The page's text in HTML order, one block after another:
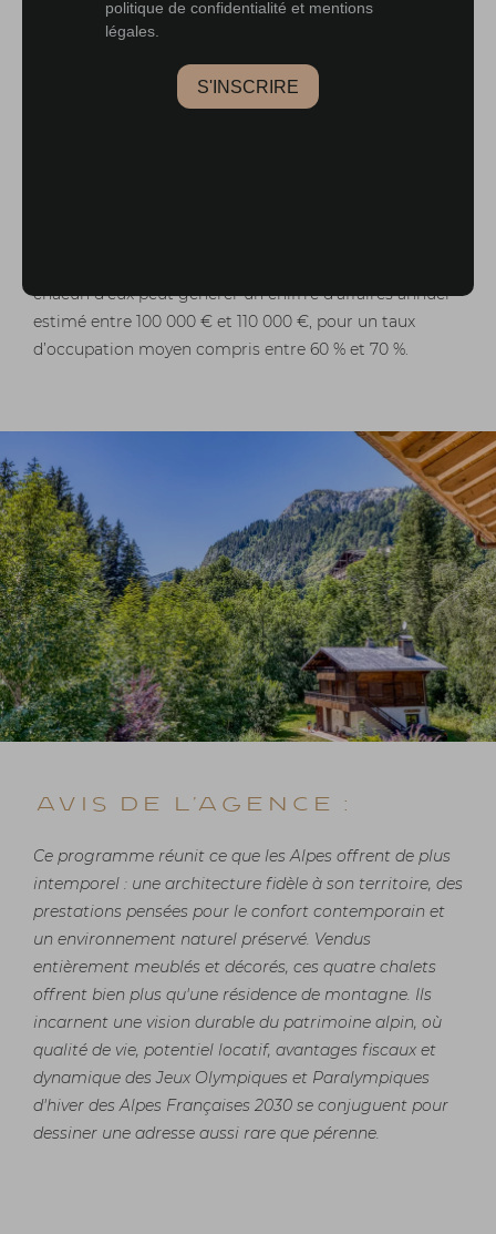
Intercommunal du Massif des Aravis (SIMA), garantit
l’attractivité locative du bien tout en permettant de
bénéficier d’un abattement fiscal de 71 % sous le
chacun d’eux peut générer un chiffre d’affaires annuel
estimé entre 100 000 € et 110 000 €, pour un taux
d’occupation moyen compris entre 60 % et 70 %.
Avis de l'agence :
Ce programme réunit ce que les Alpes offrent de plus
intemporel : une architecture fidèle à son territoire, des
prestations pensées pour le confort contemporain et
un environnement naturel préservé. Vendus
entièrement meublés et décorés, ces quatre chalets
offrent bien plus qu'une résidence de montagne. Ils
incarnent une vision durable du patrimoine alpin, où
qualité de vie, potentiel locatif, avantages fiscaux et
dynamique des Jeux Olympiques et Paralympiques
d'hiver des Alpes Françaises 2030 se conjuguent pour
dessiner une adresse aussi rare que pérenne.